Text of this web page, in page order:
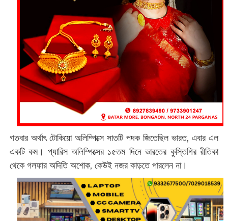
গতবার অর্থাৎ টোকিয়ো অলিম্পিক্সে সাতটি পদক জিতেছিল ভারত, এবার এল
একটি কম। প্যারিস অলিম্পিক্সের ১৫তম দিনে ভারতের কুস্তিগির রীতিকা
থেকে গলফার অদিতি অশোক, কেউই নজর কাড়তে পারলেন না।